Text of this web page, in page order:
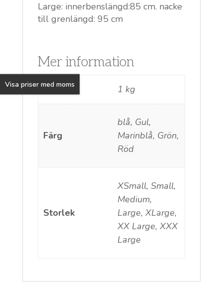
Large: innerbenslängd:85 cm. nacke
till grenlängd: 95 cm
Mer information
Vikt 1 kg
Färg
blå, Gul,
Marinblå, Grön,
Röd
Storlek
XSmall, Small,
Medium,
Large, XLarge,
XX Large, XXX
Large
Visa priser med moms